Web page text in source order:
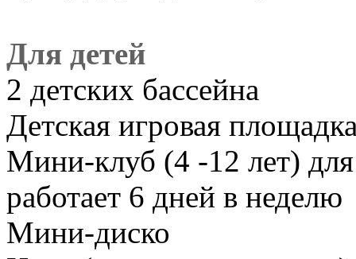
Для детей
2 детских бассейна
Детская игровая
Мини-клуб (4 -12 лет) для
работает 6 дней в неделю
Мини-диско